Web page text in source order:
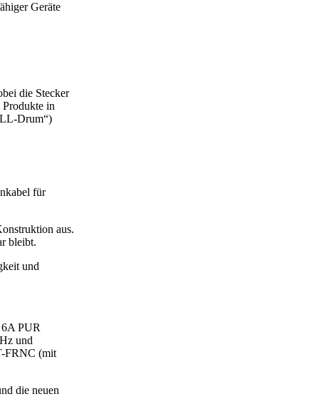
Geräte
die Stecker
in
Drum“)
für
aus.
bleibt.
und
PUR
und
FRNC (mit
die neuen